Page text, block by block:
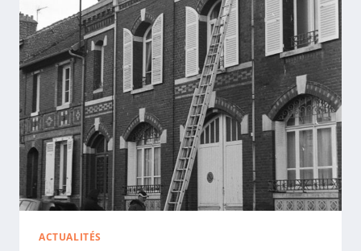
DÉLAI
COURT
DÈS
LA
CÉLÉBRATION
ACTUALITÉS